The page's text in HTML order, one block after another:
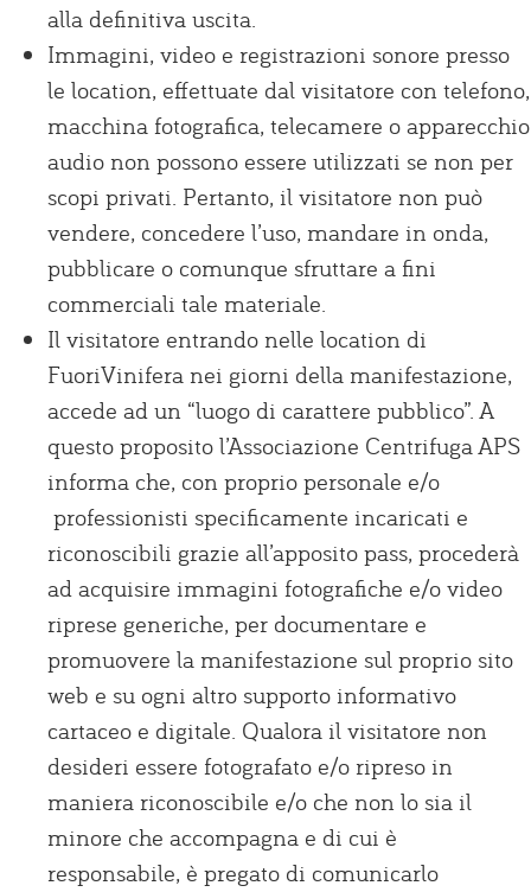
alla definitiva uscita.
Immagini, video e registrazioni sonore presso
le location, effettuate dal visitatore con telefono,
macchina fotografica, telecamere o apparecchio
audio non possono essere utilizzati se non per
scopi privati. Pertanto, il visitatore non può
vendere, concedere l’uso, mandare in onda,
pubblicare o comunque sfruttare a fini
commerciali tale materiale.
Il visitatore entrando nelle location di
FuoriVinifera nei giorni della manifestazione,
accede ad un “luogo di carattere pubblico”. A
questo proposito l’Associazione Centrifuga APS
informa che, con proprio personale e/o
professionisti specificamente incaricati e
riconoscibili grazie all’apposito pass, procederà
ad acquisire immagini fotografiche e/o video
riprese generiche, per documentare e
promuovere la manifestazione sul proprio sito
web e su ogni altro supporto informativo
cartaceo e digitale. Qualora il visitatore non
desideri essere fotografato e/o ripreso in
maniera riconoscibile e/o che non lo sia il
minore che accompagna e di cui è
responsabile, è pregato di comunicarlo